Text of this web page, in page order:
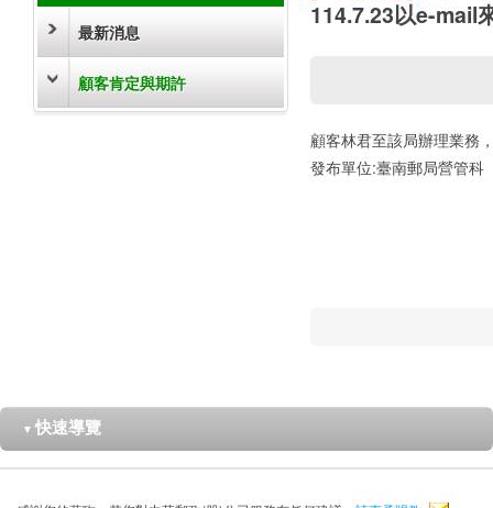
最新消息
顧客肯定與期許
114.7.23以e-mail
顧客林君至該局辦理業務
發布單位:臺南郵局營管科
▼ 快速導覽